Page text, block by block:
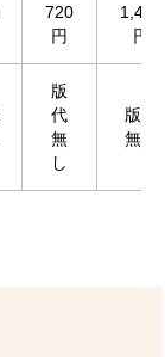
720
円
1,430
円
版
代
無
し
版代
無し